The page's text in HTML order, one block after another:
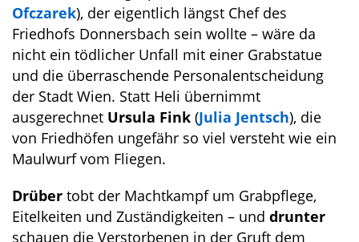
Ofczarek), der eigentlich längst Chef des
Friedhofs Donnersbach sein wollte – wäre da
nicht ein tödlicher Unfall mit einer Grabstatue
und die überraschende Personalentscheidung
der Stadt Wien. Statt Heli übernimmt
ausgerechnet Ursula Fink (Julia Jentsch), die
von Friedhöfen ungefähr so viel versteht wie ein
Maulwurf vom Fliegen.
Drüber tobt der Machtkampf um Grabpflege,
Eitelkeiten und Zuständigkeiten – und drunter
schauen die Verstorbenen in der Gruft dem